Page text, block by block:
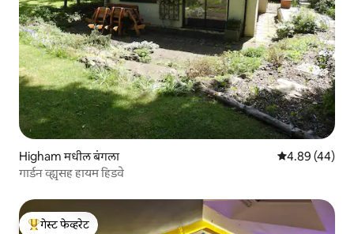
Higham मधील बंगला 5 पैकी 4.89
4.89 (44)
गार्डन व्ह्यूसह हायम हिडवे
गेस्ट फेव्हरेट